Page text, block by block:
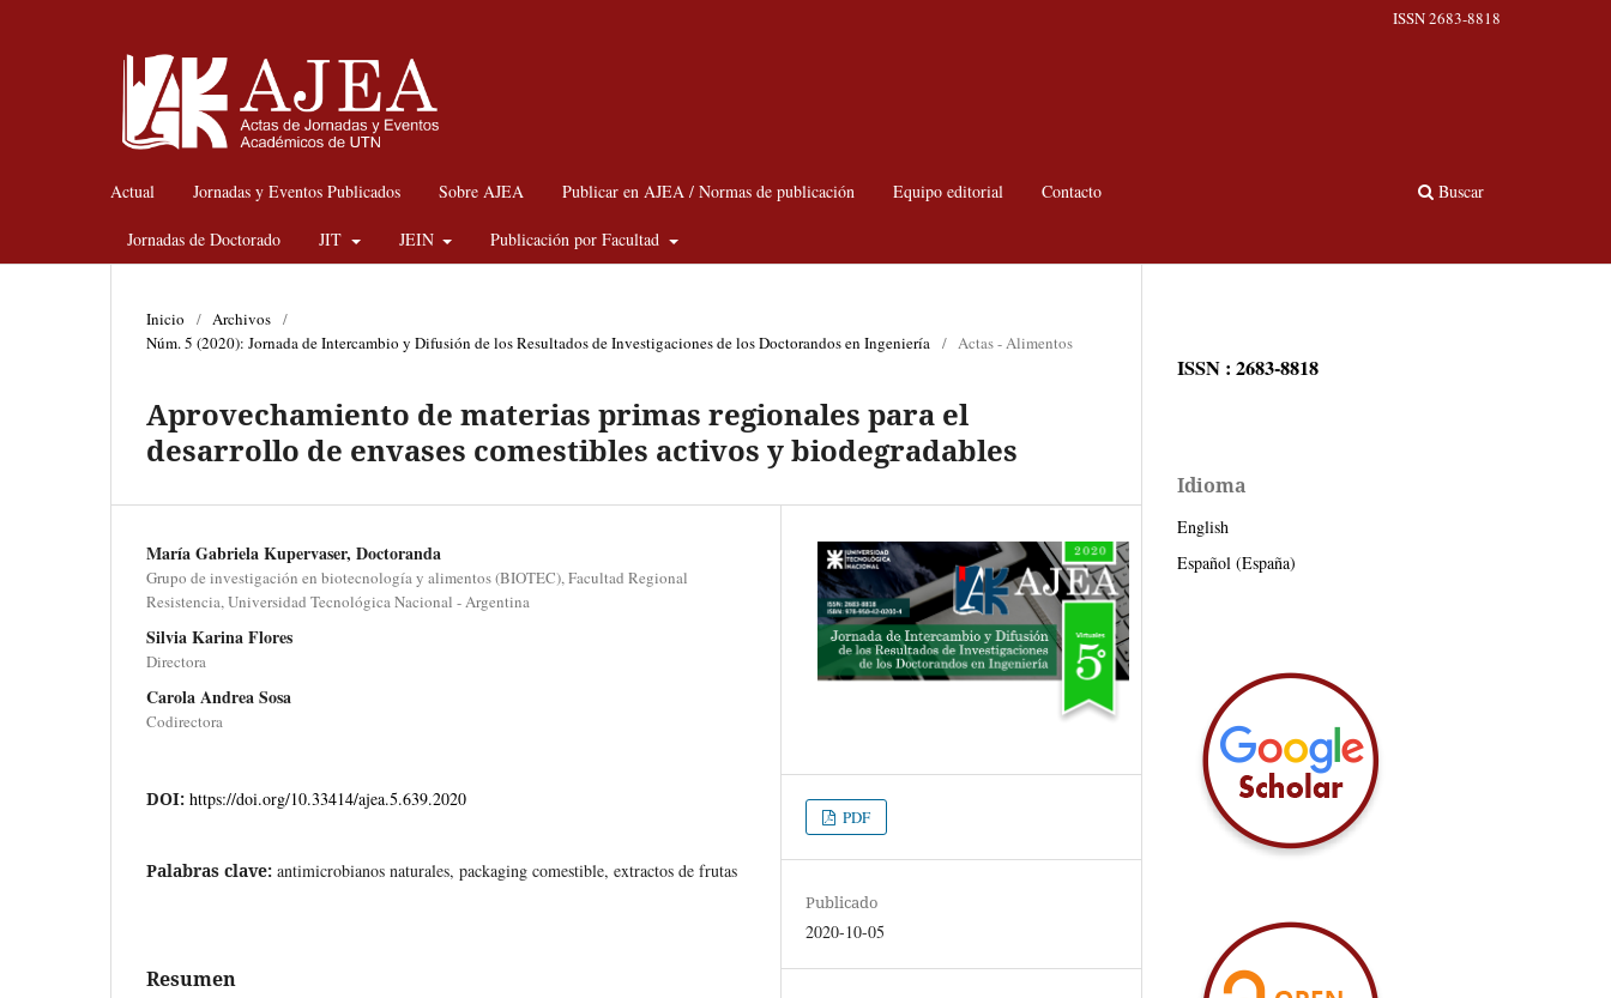
Actual Jornadas y Eventos Publicados Sobre AJEA Publicar en AJEA / Normas de publicación Equipo editorial Contacto
Jornadas de Doctorado JIT JEIN Publicación por Facultad
Buscar
ISSN 2683-8818
Inicio / Archivos /
Núm. 5 (2020): Jornada de Intercambio y Difusión de los Resultados de Investigaciones de los Doctorandos en Ingeniería / Actas - Alimentos
Aprovechamiento de materias primas regionales para el
desarrollo de envases comestibles activos y biodegradables
María Gabriela Kupervaser, Doctoranda
Grupo de investigación en biotecnología y alimentos (BIOTEC), Facultad Regional
Resistencia, Universidad Tecnológica Nacional - Argentina
Silvia Karina Flores
Directora
Carola Andrea Sosa
Codirectora
DOI: https://doi.org/10.33414/ajea.5.639.2020
Palabras clave: antimicrobianos naturales, packaging comestible, extractos de frutas
Resumen
PDF
Publicado
2020-10-05
ISSN : 2683-8818
Idioma
English
Español (España)